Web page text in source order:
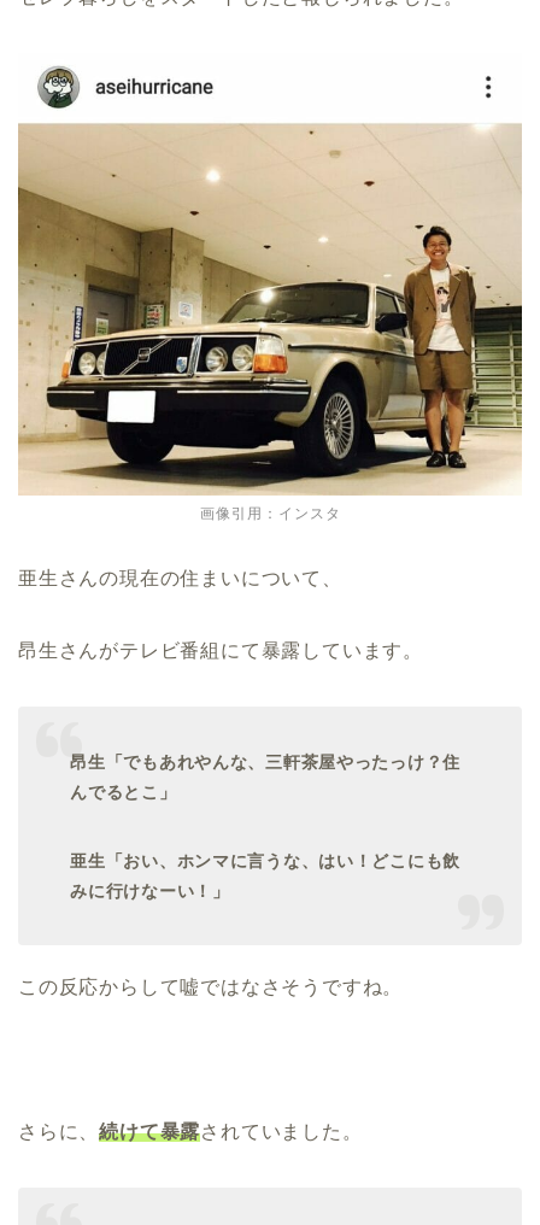
画像引用：インスタ
亜生さんの現在の住まいについて、
昂生さんがテレビ番組にて暴露しています。
昂生「でもあれやんな、三軒茶屋やったっけ？住
んでるとこ」
亜生「おい、ホンマに言うな、はい！どこにも飲
みに行けなーい！」
この反応からして嘘ではなさそうですね。
さらに、続けて暴露されていました。